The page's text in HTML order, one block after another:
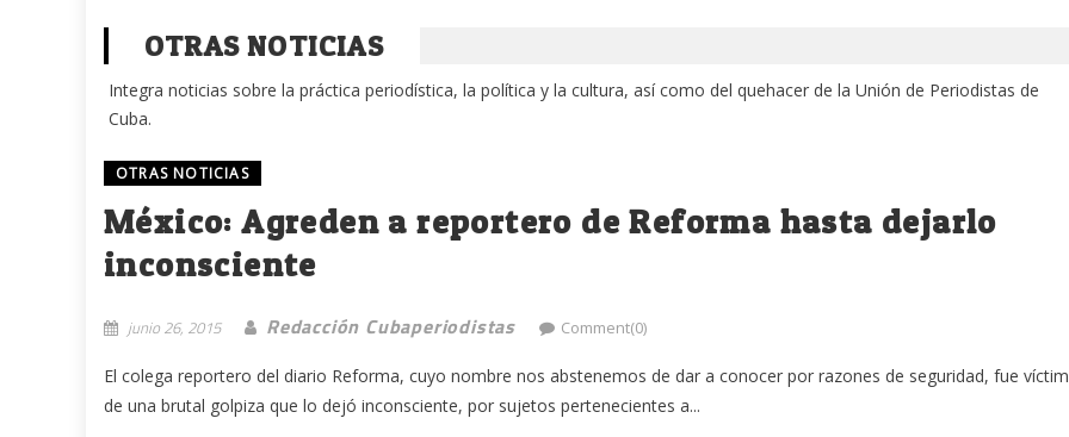
OTRAS NOTICIAS
Integra noticias sobre la práctica periodística, la política y la cultura, así como del quehacer de la Unión de Periodistas de
Cuba.
OTRAS NOTICIAS
México: Agreden a reportero de Reforma hasta dejarlo
inconsciente
junio 26, 2015 Redacción Cubaperiodistas Comment(0)
El colega reportero del diario Reforma, cuyo nombre nos abstenemos de dar a conocer por razones de seguridad, fue
de una brutal golpiza que lo dejó inconsciente, por sujetos pertenecientes a...